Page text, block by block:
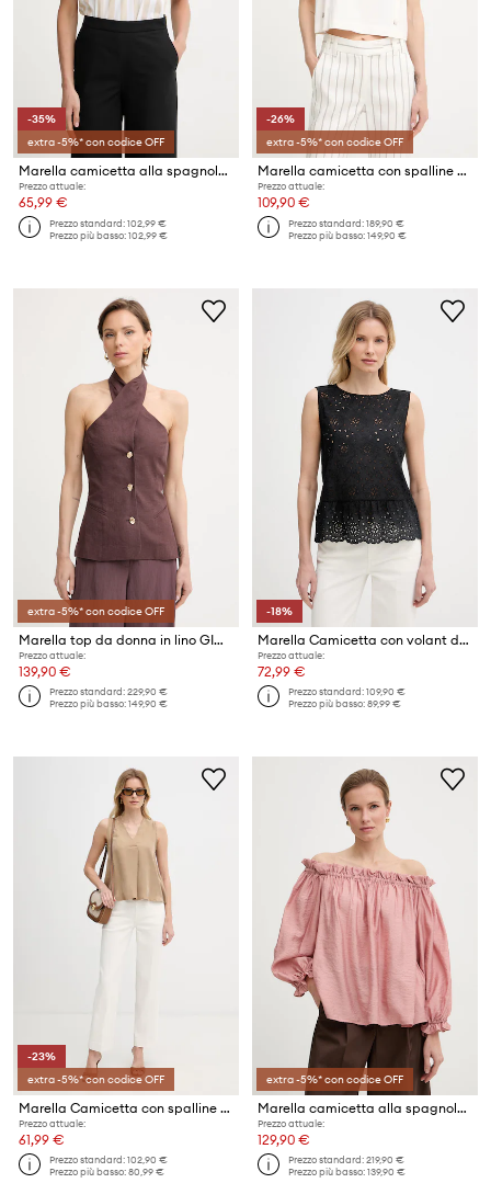
-35%
extra -5%* con codice OFF
Marella camicetta alla spagnola da donna in cotone Emme by Marella
Prezzo attuale:
65,99 €
Prezzo standard:102,99 €
Prezzo più basso:102,99 €
-26%
extra -5%* con codice OFF
Marella camicetta con spalline da donna con misto lino MLMUNIONE
Prezzo attuale:
109,90 €
Prezzo standard:189,90 €
Prezzo più basso:149,90 €
extra -5%* con codice OFF
Marella top da donna in lino GIORNO
Prezzo attuale:
139,90 €
Prezzo standard:229,90 €
Prezzo più basso:149,90 €
-18%
Marella Camicetta con volant da donna Emme by Marella
Prezzo attuale:
72,99 €
Prezzo standard:109,90 €
Prezzo più basso:89,99 €
-23%
extra -5%* con codice OFF
Marella Camicetta con spalline da donna in lyocell Emme by Marella
Prezzo attuale:
61,99 €
Prezzo standard:102,90 €
Prezzo più basso:80,99 €
extra -5%* con codice OFF
Marella camicetta alla spagnola da donna con modal MERINGA
Prezzo attuale:
129,90 €
Prezzo standard:219,90 €
Prezzo più basso:139,90 €